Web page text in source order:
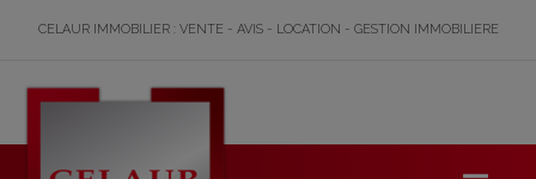
CELAUR IMMOBILIER : VENTE - AVIS - LOCATION - GESTION IMMOBILIERE